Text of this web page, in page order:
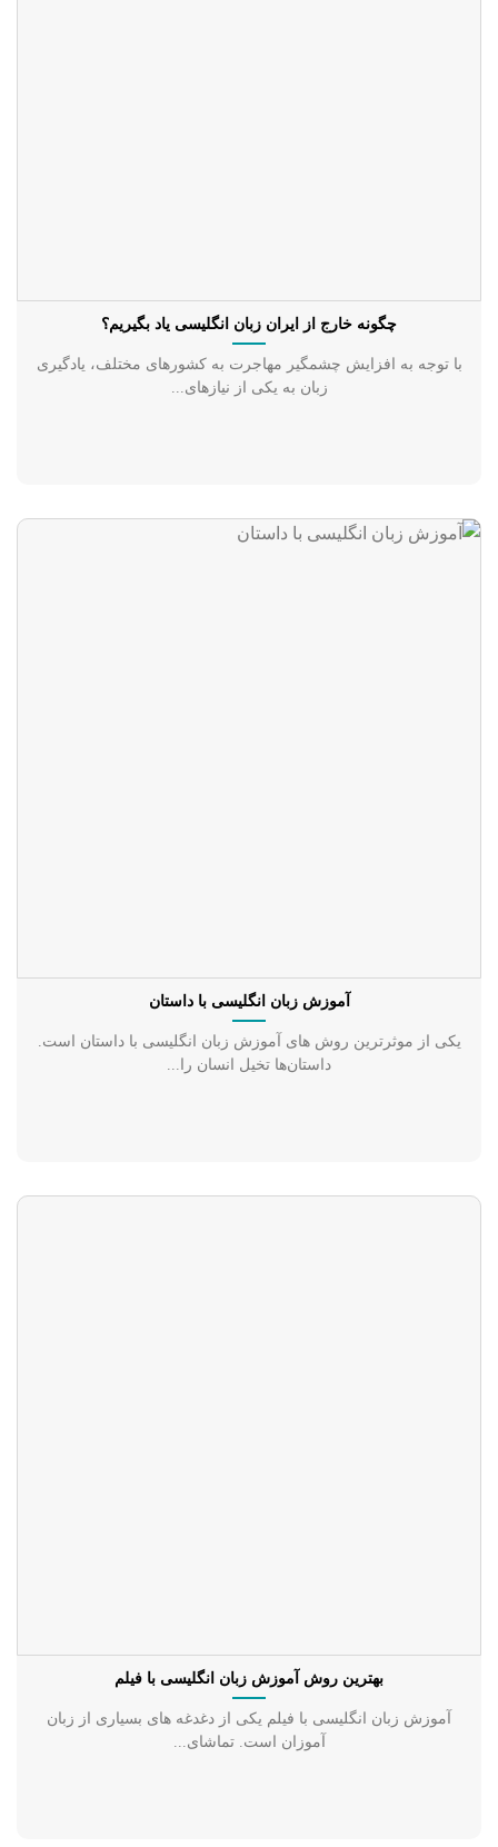
چگونه خارج از ایران زبان انگلیسی یاد بگیریم؟
با توجه به افزایش چشمگیر مهاجرت به کشورهای مختلف، یادگیری
زبان به یکی از نیازهای...
آموزش زبان انگلیسی با داستان
یکی از موثرترین روش های آموزش زبان انگلیسی با داستان است.
داستان‌ها تخیل انسان را...
بهترین روش آموزش زبان انگلیسی با فیلم
آموزش زبان انگلیسی با فیلم یکی از دغدغه های بسیاری از زبان
آموزان است. تماشای...